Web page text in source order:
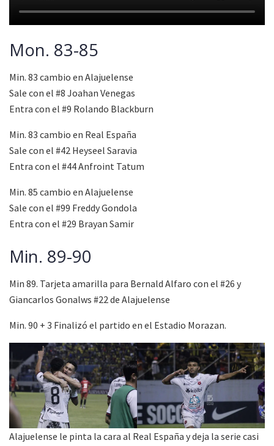
Mon. 83-85
Min. 83 cambio en Alajuelense
Sale con el #8 Joahan Venegas
Entra con el #9 Rolando Blackburn
Min. 83 cambio en Real España
Sale con el #42 Heyseel Saravia
Entra con el #44 Anfroint Tatum
Min. 85 cambio en Alajuelense
Sale con el #99 Freddy Gondola
Entra con el #29 Brayan Samir
Min. 89-90
Min 89. Tarjeta amarilla para Bernald Alfaro con el #26 y
Giancarlos Gonalws #22 de Alajuelense
Min. 90 + 3 Finalizó el partido en el Estadio Morazan.
Alajuelense le pinta la cara al Real España y deja la serie casi